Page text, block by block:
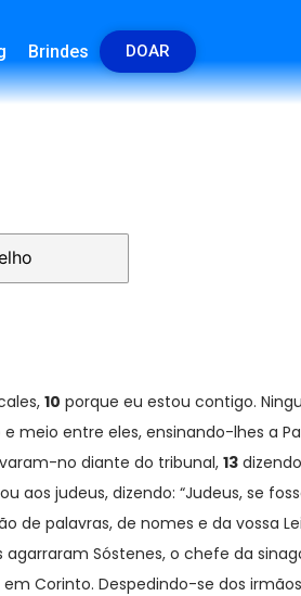
Brindes DOAR
10 porque eu estou contigo.
meio entre eles, ensinando-lhes a
no diante do tribunal,13
aos judeus, dizendo: “Judeus, se
de palavras, de nomes e da vossa
agarraram Sóstenes, o chefe da
Corinto. Despedindo-se dos